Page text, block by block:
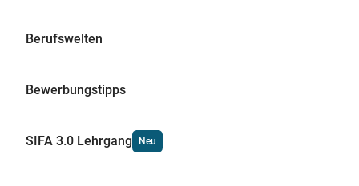
Berufswelten
Bewerbungstipps
SIFA 3.0 Lehrgang Neu